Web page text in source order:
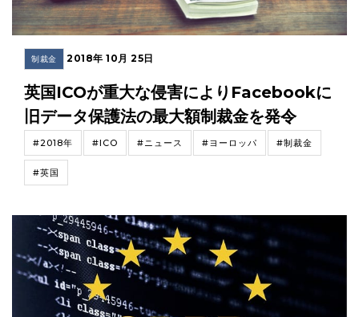
制裁金 2018年 10月 25日
英国ICOが重大な侵害によりFacebookに
旧データ保護法の最大額制裁金を発令
#2018年 #ICO #ニュース #ヨーロッパ #制裁金
#英国